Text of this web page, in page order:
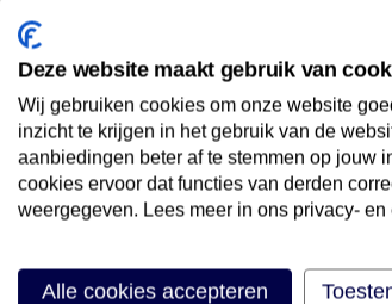
Geen faciliteiten
Locatie
Deze website maakt gebruik van
Wij gebruiken cookies om onze website
inzicht te krijgen in het gebruik van de
aanbiedingen beter af te stemmen op jouw
cookies ervoor dat functies van derden
weergegeven. Lees meer in ons privacy-
Alle cookies accepteren